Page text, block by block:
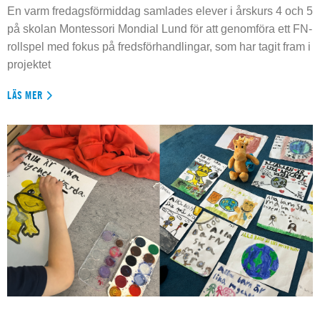
En varm fredagsförmiddag samlades elever i årskurs 4 och 5
på skolan Montessori Mondial Lund för att genomföra ett FN-
rollspel med fokus på fredsförhandlingar, som har tagit fram i
projektet
LÄS MER